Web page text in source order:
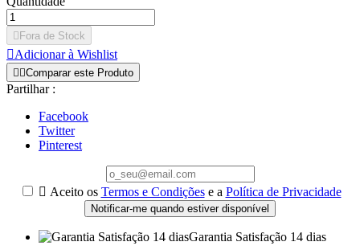
 Fora de Stock
Adicionar à Wishlist
 Comparar este Produto
Partilhar :
Facebook
Twitter
Pinterest
 Aceito os Termos e Condiçõese a Política de Privacidade
Notificar-me quando estiver disponível
Garantia Satisfação 14 dias